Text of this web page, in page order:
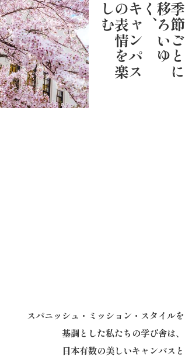
季
節
ご
と
に
移
ろ
い
ゆ
く
、
キ
ャ
ン
パ
ス
の
表
情
を
楽
し
む
スパニッシュ・ミッション・スタイルを
基調とした私たちの学び舎は、
日本有数の美しいキャンパスと